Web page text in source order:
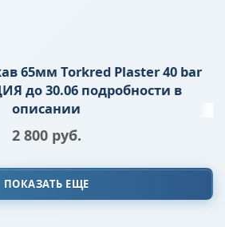
65мм Torkred Plaster 40 bar
до 30.06 подробности в
описании
2 800 руб.
ПОКАЗАТЬ ЕЩЕ